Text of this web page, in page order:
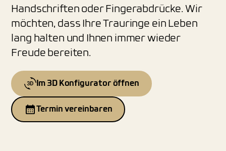
Handschriften oder Fingerabdrücke. Wir
möchten, dass Ihre Trauringe ein Leben
lang halten und Ihnen immer wieder
Freude bereiten.
Im 3D Konfigurator öffnen
Termin vereinbaren